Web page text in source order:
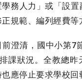
學務人力」或「設
規範、編列經費等
澄清，國中小第7
課狀況。全教總
應停止要求學校回